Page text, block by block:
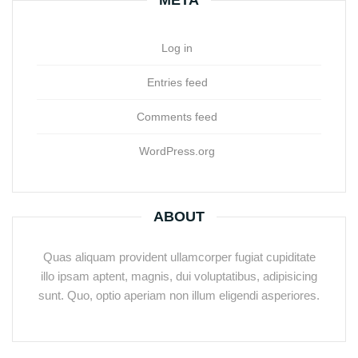
Log in
Entries feed
Comments feed
WordPress.org
ABOUT
Quas aliquam provident ullamcorper fugiat cupiditate
illo ipsam aptent, magnis, dui voluptatibus, adipisicing
sunt. Quo, optio aperiam non illum eligendi asperiores.